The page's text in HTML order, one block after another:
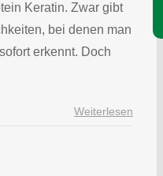
Keratin. Zwar gibt
bei denen man
erkennt. Doch
Weiterlesen